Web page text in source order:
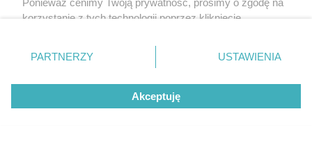
Ponieważ cenimy Twoją prywatność, prosimy o zgodę na
korzystanie z tych technologii poprzez kliknięcie
zmienić/wycofać klikając przycisk ustawień prywatności
znajdujący się w lewym dolnym rogu strony
rodzaje przetwarzania danych nie wymagają zgody
użytkownika, ale masz prawo sprzeciwić się takiemu
przetwarzaniu. Preferencje będą miały zastosowanie tylko
PARTNERZY USTAWIENIA
Akceptuję